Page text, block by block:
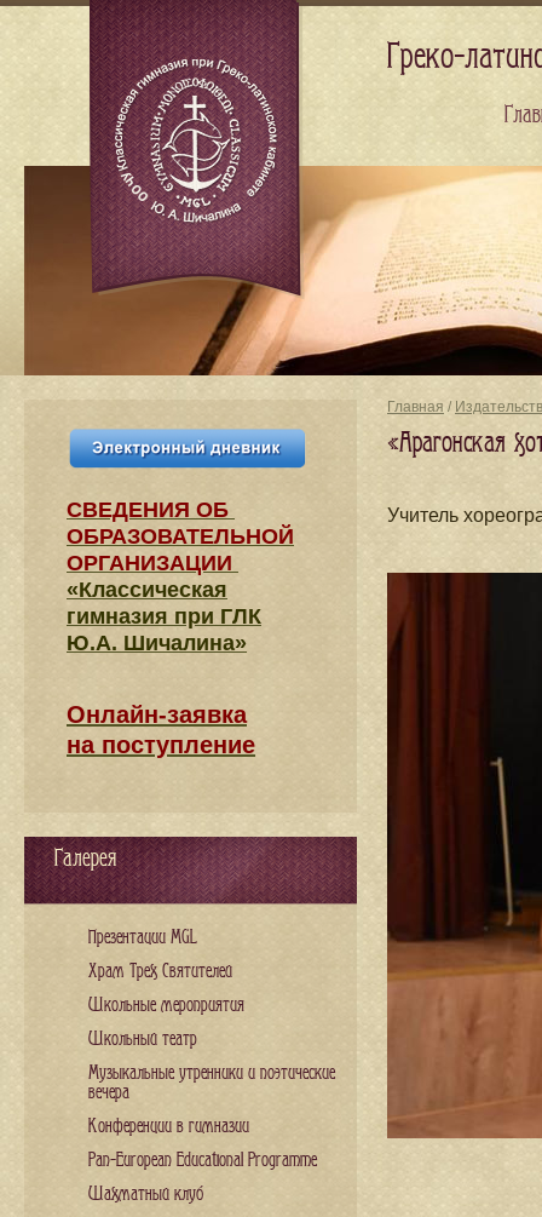
Главная /
«Арагонская
Учитель
СВЕДЕНИЯ​ ОБ
ОБРАЗОВАТЕЛЬНОЙ
ОРГАНИЗАЦИИ
«Классическая
гимназия при ГЛК
Ю.А. Шичалина»
Онлайн-заявка
на поступление
Галерея
Презентации MGL
Храм Трех Святителей
Школьные мероприятия
Школьный театр
Музыкальные утренники и поэтические
вечера
Конференции в гимназии
Pan-European Educational Programme
Шахматный клуб
Греко-